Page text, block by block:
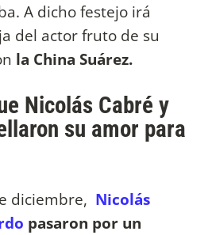
A dicho festejo irá
del actor fruto de su
la China Suárez.
Nicolás Cabré y
su amor para
diciembre, Nicolás
pasaron por un